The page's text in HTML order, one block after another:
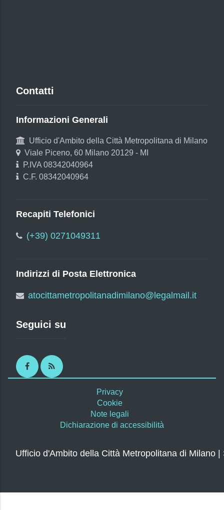
Contatti
Informazioni Generali
Ufficio d'Ambito della Città Metropolitana di Milano
Viale Piceno, 60 Milano 20129 - MI
P.IVA 08342040964
C.F. 08342040964
Recapiti Telefonici
(+39) 0271049311
Indirizzi di Posta Elettronica
atocittametropolitanadimilano@legalmail.it
Seguici su
FacebookRSS
Privacy
Cookie
Note legali
Dichiarazione di accessibilità
Ufficio d'Ambito della Città Metropolitana di Milano